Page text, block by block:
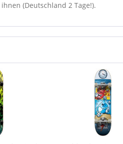
(Deutschland 2 Tage!).